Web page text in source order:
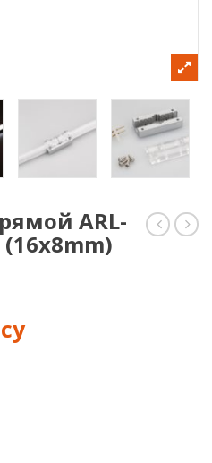
прямой
ARL-
(16x8mm)